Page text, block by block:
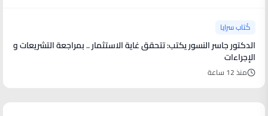
كُتاب سرايا
الدكتور جاسر النسور يكتب: تتحقق غاية الاستثمار .. بمراجعة التشريعات و
الإجراءات
منذ 12 ساعة